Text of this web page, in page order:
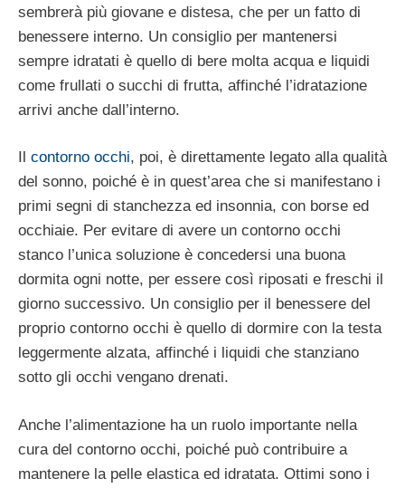
sembrerà più giovane e distesa, che per un fatto di
benessere interno. Un consiglio per mantenersi
sempre idratati è quello di bere molta acqua e liquidi
come frullati o succhi di frutta, affinché l’idratazione
arrivi anche dall’interno.
Il contorno occhi, poi, è direttamente legato alla qualità
del sonno, poiché è in quest’area che si manifestano i
primi segni di stanchezza ed insonnia, con borse ed
occhiaie. Per evitare di avere un contorno occhi
stanco l’unica soluzione è concedersi una buona
dormita ogni notte, per essere così riposati e freschi il
giorno successivo. Un consiglio per il benessere del
proprio contorno occhi è quello di dormire con la testa
leggermente alzata, affinché i liquidi che stanziano
sotto gli occhi vengano drenati.
Anche l’alimentazione ha un ruolo importante nella
cura del contorno occhi, poiché può contribuire a
mantenere la pelle elastica ed idratata. Ottimi sono i